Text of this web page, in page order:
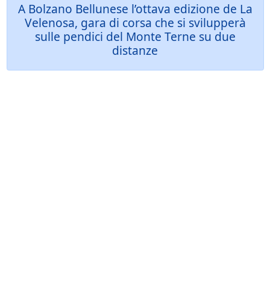
A Bolzano Bellunese l’ottava edizione de La
Velenosa, gara di corsa che si svilupperà
sulle pendici del Monte Terne su due
distanze